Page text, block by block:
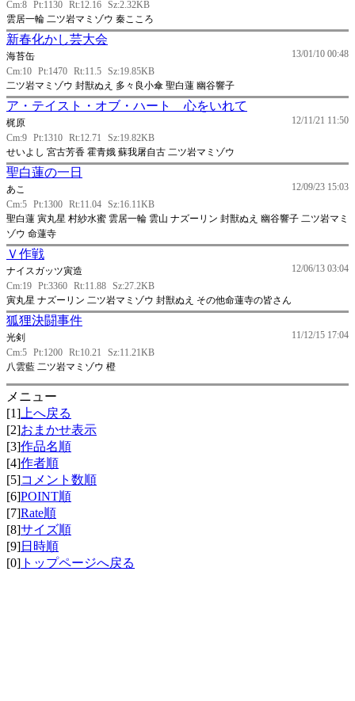
Cm:8 Pt:1130 Rt:12.16 Sz:2.32KB
雲居一輪 二ツ岩マミゾウ 秦こころ
新春化かし芸大会
13/01/10 00:48
海苔缶
Cm:10 Pt:1470 Rt:11.5 Sz:19.85KB
二ツ岩マミゾウ 封獣ぬえ 多々良小傘 聖白蓮 幽谷響子
ア・テイスト・オブ・ハート 心をいれて
12/11/21 11:50
梶原
Cm:9 Pt:1310 Rt:12.71
Sz:19.82KB
せいよし 宮古芳香 霍青娥 蘇我屠自古 二ツ岩マミゾウ
聖白蓮の一日
12/09/23 15:03
あこ
Cm:5 Pt:1300 Rt:11.04 Sz:16.11KB
聖白蓮 寅丸星 村紗水蜜 雲居一輪 雲山 ナズーリン 封獣ぬえ 幽谷響子 二ツ岩マミ
ゾウ 命蓮寺
Ｖ作戦
12/06/13 03:04
ナイスガッツ寅造
Cm:19 Pt:3360 Rt:11.88 Sz:27.2KB
寅丸星 ナズーリン 二ツ岩マミゾウ 封獣ぬえ その他命蓮寺の皆さん
狐狸決闘事件
11/12/15 17:04
光剣
Cm:5 Pt:1200 Rt:10.21
Sz:11.21KB
八雲藍 二ツ岩マミゾウ 橙
メニュー
[1] 上へ戻る
[2]おまかせ表示
[3]作品名順
[4]作者順
[5]コメント数順
[6]POINT順
[7]Rate順
[8]サイズ順
[9]日時順
[0] トップページへ戻る